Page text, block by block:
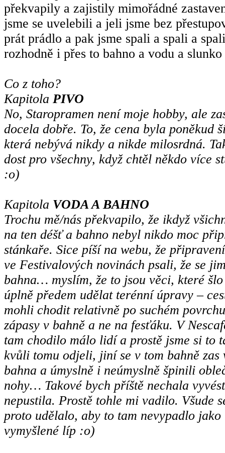
překvapily a zajistily mimořádné
jsme se uvelebili a jeli jsme bez
prát prádlo a pak jsme spali a spali a
rozhodně i přes to bahno a vodu a
Co z toho?
Kapitola PIVO
No, Staropramen není moje hobby, ale
docela dobře. To, že cena byla poněkud
která nebývá nikdy a nikde milosrdná.
dost pro všechny, když chtěl někdo více
:o)
Kapitola VODA A BAHNO
Trochu mě/nás překvapilo, že ikdyž
na ten déšť a bahno nebyl nikdo moc
stánkaře. Sice píší na webu, že
ve Festivalových novinách psali, že se
bahna… myslím, že to jsou věci, které
úplně předem udělat terénní úpravy –
mohli chodit relativně po suchém
zápasy v bahně a ne na fesťáku. V
tam chodilo málo lidí a prostě jsme si to
kvůli tomu odjeli, jiní se v tom bahně
bahna a úmyslně i neúmyslně špinili
nohy… Takové bych příště nechala
nepustila. Prostě tohle mi vadilo. Všude
proto udělalo, aby to tam nevypadlo
vymyšlené líp :o)